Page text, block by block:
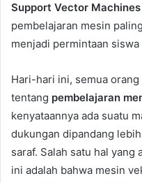
Support Vector Machines
pembelajaran mesin
menjadi permintaan
Hari-hari ini, semua
tentang pembelajaran
kenyataannya ada suatu
dukungan dipandang
saraf. Salah satu hal yang
ini adalah bahwa mesin